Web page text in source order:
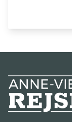
Anne-Vibeke Rejser